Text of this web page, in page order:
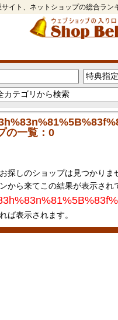
サイト、ネットショップの総合ラン
の一覧：0
探しのショップは見つかりま
から来てこの結果が表示され
ば表示されます。